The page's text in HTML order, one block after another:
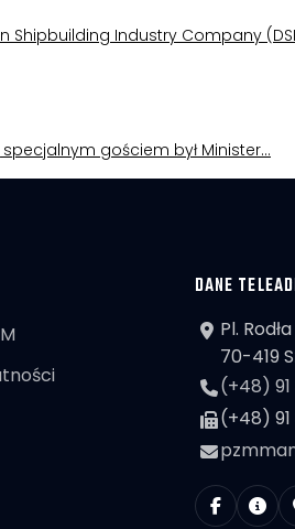
Industry Company
specjalnym gościem był Minister…
DANE
Pl.
70-419
(+48)
(+48)